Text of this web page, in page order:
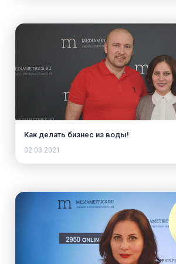
Как делать бизнес из воды!
02.03.2021